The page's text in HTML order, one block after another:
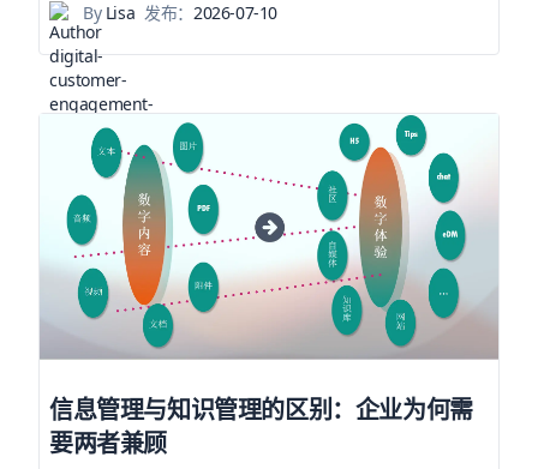
ByLisa 发布：2026-07-10
信息管理与知识管理的区别：企业为何需
要两者兼顾